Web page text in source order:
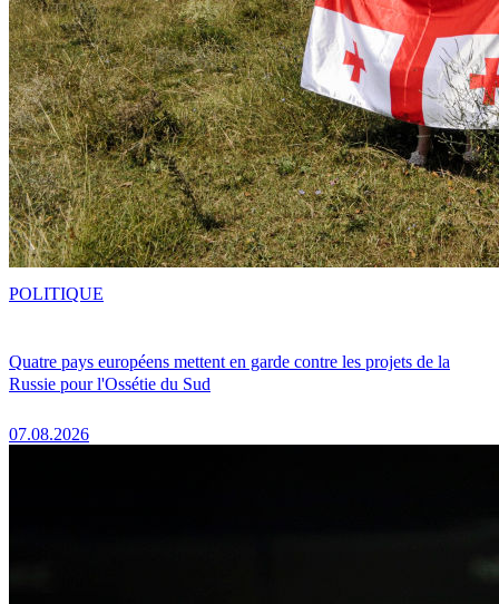
Quatre pays européens mettent en garde contre les projets de la
Russie pour l'Ossétie du Sud
07.08.2026
POLITIQUE